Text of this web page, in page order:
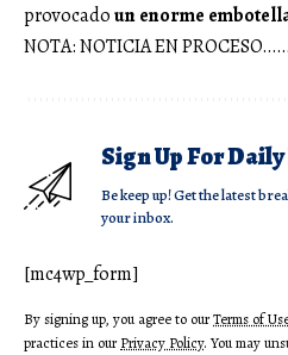
provocadoun enorme
NOTA: NOTICIA EN
Sign Up For
Be keep up! Get the latest
your inbox.
[mc4wp_form]
By signing up, you agree to ourTerms of
practices in ourPrivacy Policy. You may